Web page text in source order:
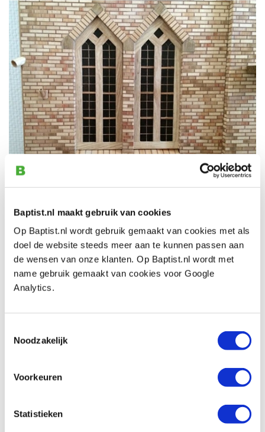
Baptist.nl maakt gebruik van cookies
Op Baptist.nl wordt gebruik gemaakt van cookies met als
doel de website steeds meer aan te kunnen passen aan
de wensen van onze klanten. Op Baptist.nl wordt met
name gebruik gemaakt van cookies voor Google
Analytics.
Noodzakelijk
Voorkeuren
Statistieken
Dutchy maakt met veel plezier als hobbyist volledig
houten schaalmodellen. Hij doet dit aan de hand van
werktekeningen die hij in de USA bestelt. Zijn werk is
kenmerkend door het realisme van zijn op schaal
De Peterbilt vrachtwagen is op schaal gemaakt met
realistische details en heeft een lengte van 1 meter.
Achter de kerk zit een bijzonder verhaal. Dutchy is
namelijk elke vrijdag in deze kerk aanwezig om met de
renovatiewerkzaamheden mocht hij een bank gratis
meenemen, waarvan hij een levensechte replica op